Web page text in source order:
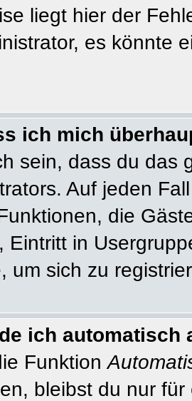
liegt hier der
es könnte
ich mich
sein, dass du das
Auf jeden
die
Eintritt in
um sich zu
ich automatisch
Funktion
bleibst du nur